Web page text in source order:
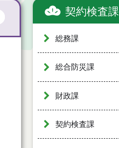
契約検査課
総務課
総合防災課
財政課
契約検査課